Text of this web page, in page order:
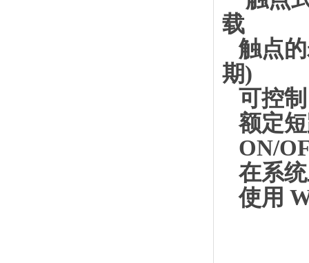
载
触点的
期)
可控
额定短
ON/
在系
使用